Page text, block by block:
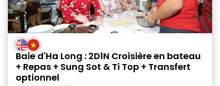
Baie d'Ha Long : 2D1N Croisière en bateau
+ Repas + Sung Sot & Ti Top + Transfert
optionnel